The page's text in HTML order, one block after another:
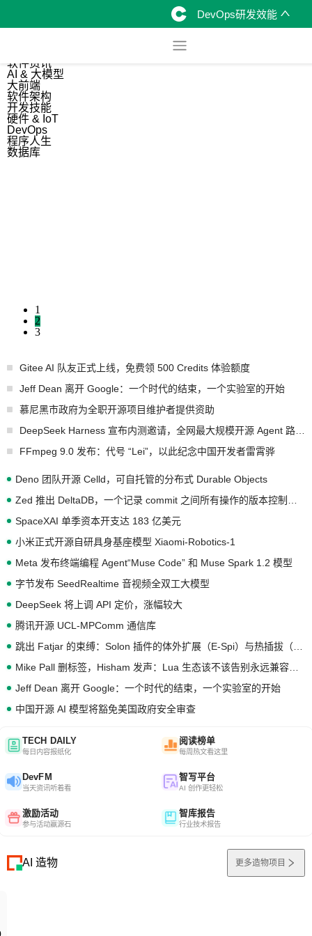
DevOps研发效能
软件资讯
AI & 大模型
大前端
软件架构
开发技能
硬件 & IoT
DevOps
程序人生
数据库
1
2
3
Gitee AI 队友正式上线，免费领 500 Credits 体验额度
Jeff Dean 离开 Google：一个时代的结束，一个实验室的开始
慕尼黑市政府为全职开源项目维护者提供资助
FFmpeg 9.0 发布：代号 “Lei”，以此纪念中国开发者雷霄骅
Deno 团队开源 Celld，可自托管的分布式 Durable Objects
SpaceXAI 单季资本开支达 183 亿美元
小米正式开源自研具身基座模型 Xiaomi-Robotics-1
Meta 发布终端编程 Agent“Muse Code” 和 Muse Spark 1.2 模型
字节发布 SeedRealtime 音视频全双工大模型
DeepSeek 将上调 API 定价，涨幅较大
腾讯开源 UCL-MPComm 通信库
Jeff Dean 离开 Google：一个时代的结束，一个实验室的开始
中国开源 AI 模型将豁免美国政府安全审查
TECH DAILY
每日内容报纸化
阅读榜单
每周热文看这里
DevFM
当天资讯听着看
智写平台
AI 创作更轻松
激励活动
参与活动赢源石
智库报告
行业技术报告
AI 造物 更多造物项目